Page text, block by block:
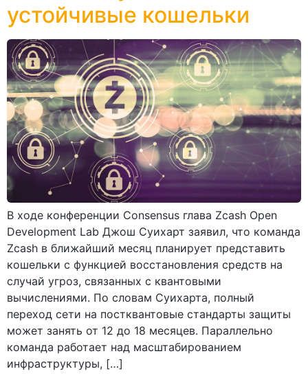
устойчивые кошельки
В ходе конференции Consensus глава Zcash Open
Development Lab Джош Суихарт заявил, что команда
Zcash в ближайший месяц планирует представить
кошельки с функцией восстановления средств на
случай угроз, связанных с квантовыми
вычислениями. По словам Суихарта, полный
переход сети на постквантовые стандарты защиты
может занять от 12 до 18 месяцев. Параллельно
команда работает над масштабированием
инфраструктуры, […]